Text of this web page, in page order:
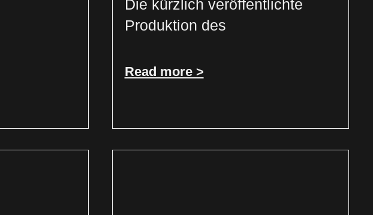
Die kürzlich veröffentlichte
Produktion des
Read more >